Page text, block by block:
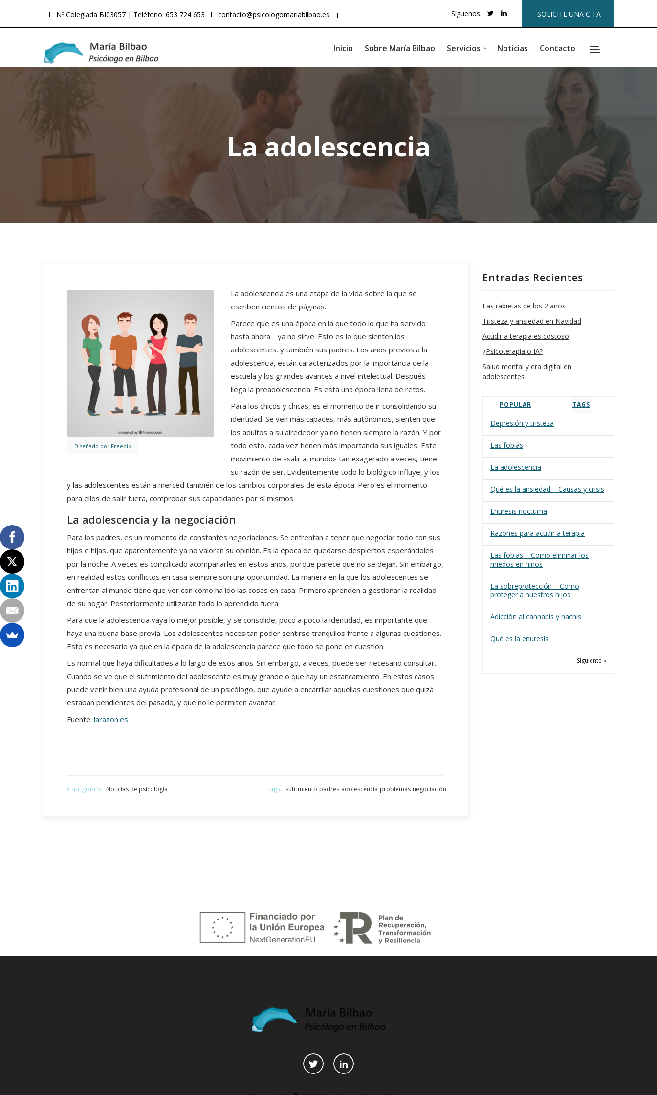
Nº Colegiada BI03057 | Teléfono: 653 724 653 contacto@psicologomariabilbao.es SOLICITE UNA CITA
Síguenos:
Inicio Sobre María Bilbao Servicios Noticias Contacto
La adolescencia
Diseñado por Freepik
La adolescencia es una etapa de la vida sobre la que se
escriben cientos de páginas.
Parece que es una época en la que todo lo que ha servido
hasta ahora… ya no sirve. Esto es lo que sienten los
adolescentes, y también sus padres. Los años previos a la
adolescencia, están caracterizados por la importancia de la
escuela y los grandes avances a nivel intelectual. Después
llega la preadolescencia. Es esta una época llena de retos.
Para los chicos y chicas, es el momento de ir consolidando su
identidad. Se ven más capaces, más autónomos, sienten que
los adultos a su alrededor ya no tienen siempre la razón. Y por
todo esto, cada vez tienen más importancia sus iguales. Este
movimiento de «salir al mundo» tan exagerado a veces, tiene
su razón de ser. Evidentemente todo lo biológico influye, y los
y las adolescentes están a merced también de los cambios corporales de esta época. Pero es el momento
para ellos de salir fuera, comprobar sus capacidades por sí mismos.
La adolescencia y la negociación
Para los padres, es un momento de constantes negociaciones. Se enfrentan a tener que negociar todo con sus
hijos e hijas, que aparentemente ya no valoran su opinión. Es la época de quedarse despiertos esperándoles
por la noche. A veces es complicado acompañarles en estos años, porque parece que no se dejan. Sin embargo,
en realidad estos conflictos en casa siempre son una oportunidad. La manera en la que los adolescentes se
enfrentan al mundo tiene que ver con cómo ha ido las cosas en casa. Primero aprenden a gestionar la realidad
de su hogar. Posteriormente utilizarán todo lo aprendido fuera.
Para que la adolescencia vaya lo mejor posible, y se consolide, poco a poco la identidad, es importante que
haya una buena base previa. Los adolescentes necesitan poder sentirse tranquilos frente a algunas cuestiones.
Esto es necesario ya que en la época de la adolescencia parece que todo se pone en cuestión.
Es normal que haya dificultades a lo largo de esos años. Sin embargo, a veces, puede ser necesario consultar.
Cuando se ve que el sufrimiento del adolescente es muy grande o que hay un estancamiento. En estos casos
puede venir bien una ayuda profesional de un psicólogo, que ayude a encarrilar aquellas cuestiones que quizá
estaban pendientes del pasado, y que no le permiten avanzar.
Fuente: larazon.es
Categories: Noticias de psicología Tags: sufrimiento padres adolescencia problemas negociación
Entradas Recientes
Las rabietas de los 2 años
Tristeza y ansiedad en Navidad
Acudir a terapia es costoso
¿Psicoterapia o IA?
Salud mental y era digital en
adolescentes
POPULAR TAGS
Depresión y tristeza
Las fobias
La adolescencia
Qué es la ansiedad – Causas y crisis
Enuresis nocturna
Razones para acudir a terapia
Las fobias – Como eliminar los
miedos en niños
La sobreprotección – Como
proteger a nuestros hijos
Adicción al cannabis y hachis
Qué es la enuresis
Siguiente »